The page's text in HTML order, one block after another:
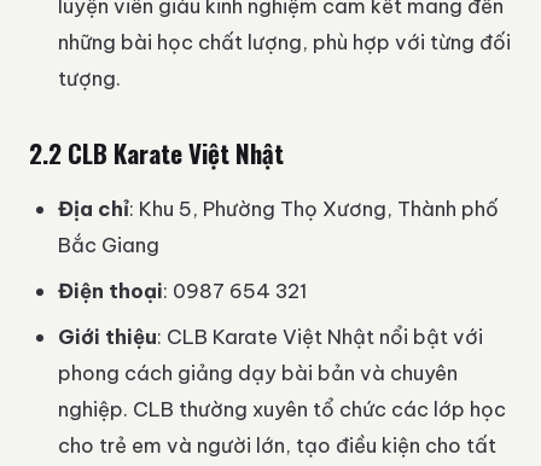
luyện viên giàu kinh nghiệm cam kết mang đến
những bài học chất lượng, phù hợp với từng đối
tượng.
2.2 CLB Karate Việt Nhật
Địa chỉ: Khu 5, Phường Thọ Xương, Thành phố
Bắc Giang
Điện thoại: 0987 654 321
Giới thiệu: CLB Karate Việt Nhật nổi bật với
phong cách giảng dạy bài bản và chuyên
nghiệp. CLB thường xuyên tổ chức các lớp học
cho trẻ em và người lớn, tạo điều kiện cho tất